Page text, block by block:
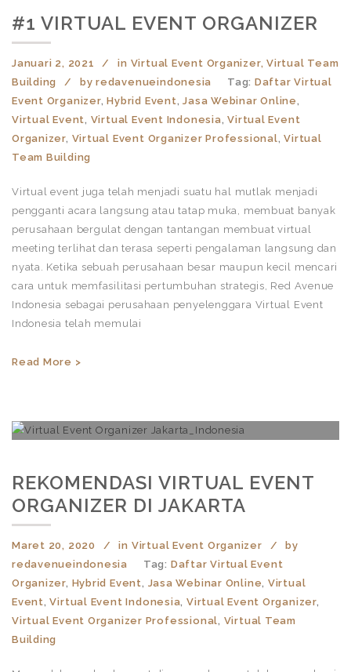
#1 VIRTUAL EVENT ORGANIZER
Januari 2, 2021 in Virtual Event Organizer,Virtual Team
Building
byredavenueindonesia Tag: Daftar Virtual
Event Organizer,Hybrid Event,Jasa Webinar Online,
Virtual Event, Virtual Event Indonesia,Virtual Event
Organizer, Virtual Event Organizer Professional,Virtual
Team Building
Virtual event juga telah menjadi suatu hal mutlak menjadi
pengganti acara langsung atau tatap muka, membuat banyak
perusahaan bergulat dengan tantangan membuat virtual
meeting terlihat dan terasa seperti pengalaman langsung dan
nyata. Ketika sebuah perusahaan besar maupun kecil mencari
cara untuk memfasilitasi pertumbuhan strategis, Red Avenue
Indonesia sebagai perusahaan penyelenggara Virtual Event
Indonesia telah memulai
Read More >
REKOMENDASI VIRTUAL EVENT
ORGANIZER DI JAKARTA
Maret 20, 2020 in Virtual Event Organizer
by
redavenueindonesia
Tag: Daftar Virtual Event
Organizer, Hybrid Event, Jasa Webinar Online, Virtual
Event,Virtual Event Indonesia, Virtual Event Organizer,
Virtual Event Organizer Professional, Virtual Team
Building